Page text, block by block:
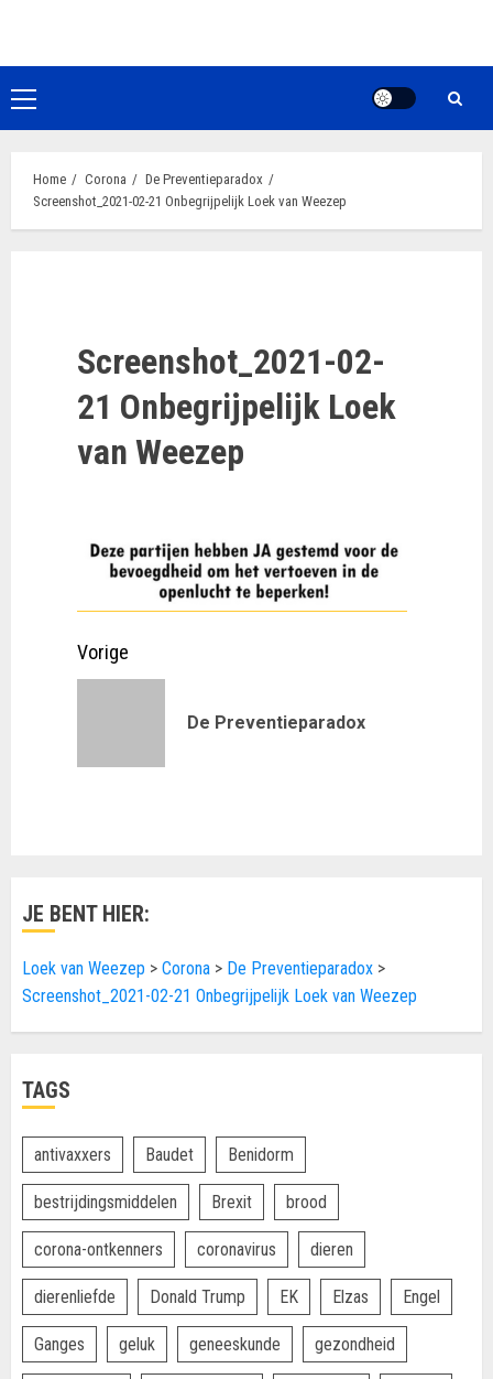
de
inhoudPrimair
menu
Home Corona
De Preventieparadox
Screenshot_2021-02-21 Onbegrijpelijk Loek van Weezep
Screenshot_2021-02-
21 Onbegrijpelijk Loek
van Weezep
Doorgaan
Vorige
De Preventieparadox
JE BENT HIER:
Loek van Weezep > Corona > De Preventieparadox >
Screenshot_2021-02-21 Onbegrijpelijk Loek van Weezep
TAGS
antivaxxers Baudet Benidorm
bestrijdingsmiddelen Brexit brood
corona-ontkenners coronavirus dieren
dierenliefde Donald Trump EK Elzas Engel
Ganges geluk geneeskunde gezondheid